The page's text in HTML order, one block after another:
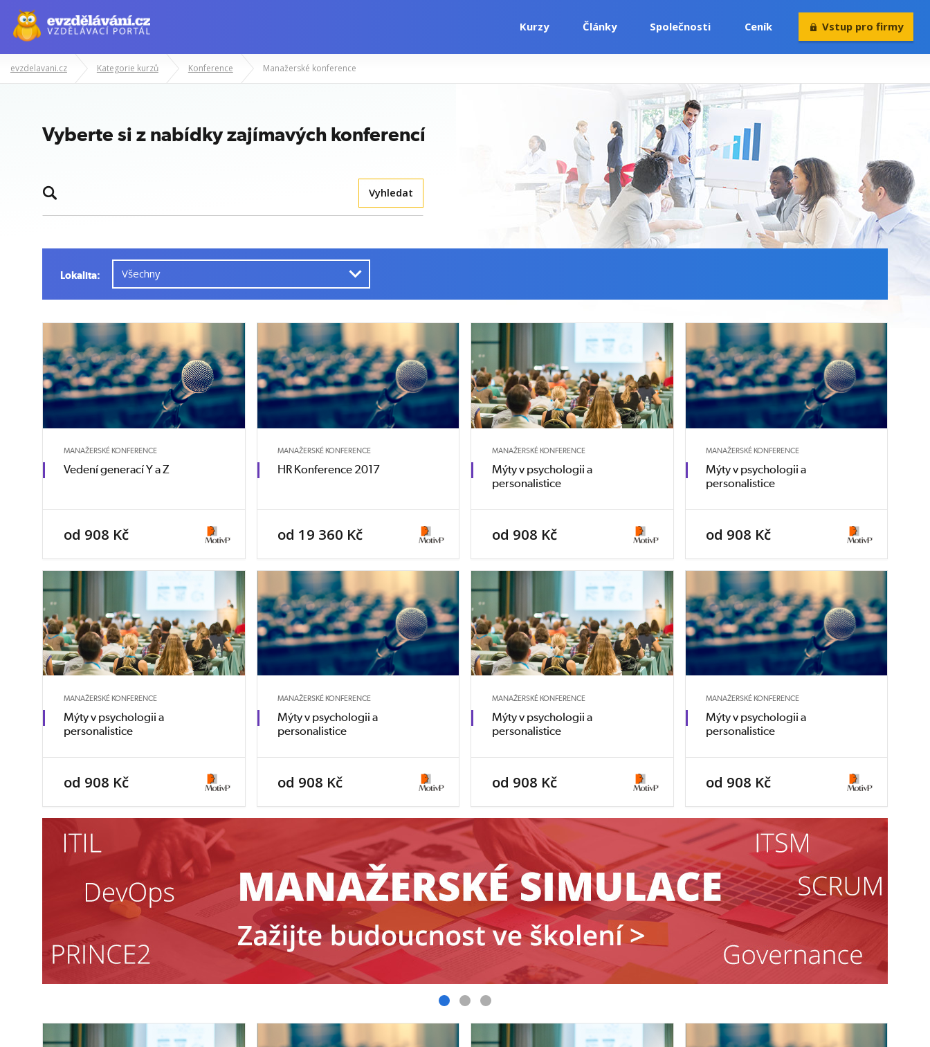
Kurzy Články Společnosti Ceník Vstup pro firmy
evzdelavani.cz Kategorie kurzů Konference Manažerské konference
Vyberte si z nabídky zajímavých konferencí
Vyhledat
Lokalita:
MANAŽERSKÉ KONFERENCE
Vedení generací Y a Z
od 908 Kč
MANAŽERSKÉ KONFERENCE
HR Konference 2017
od 19 360 Kč
MANAŽERSKÉ KONFERENCE
Mýty v psychologii a
personalistice
od 908 Kč
MANAŽERSKÉ KONFERENCE
Mýty v psychologii a
personalistice
od 908 Kč
MANAŽERSKÉ KONFERENCE
Mýty v psychologii a
personalistice
od 908 Kč
MANAŽERSKÉ KONFERENCE
Mýty v psychologii a
personalistice
od 908 Kč
MANAŽERSKÉ KONFERENCE
Mýty v psychologii a
personalistice
od 908 Kč
MANAŽERSKÉ KONFERENCE
Mýty v psychologii a
personalistice
od 908 Kč